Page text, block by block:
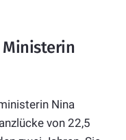
Ministerin
Nina
von 22,5